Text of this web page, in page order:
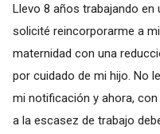
Llevo 8 años trabajando
solicité reincorporarme a
maternidad con una
por cuidado de mi hijo. No
mi notificación y ahora,
a la escasez de trabajo